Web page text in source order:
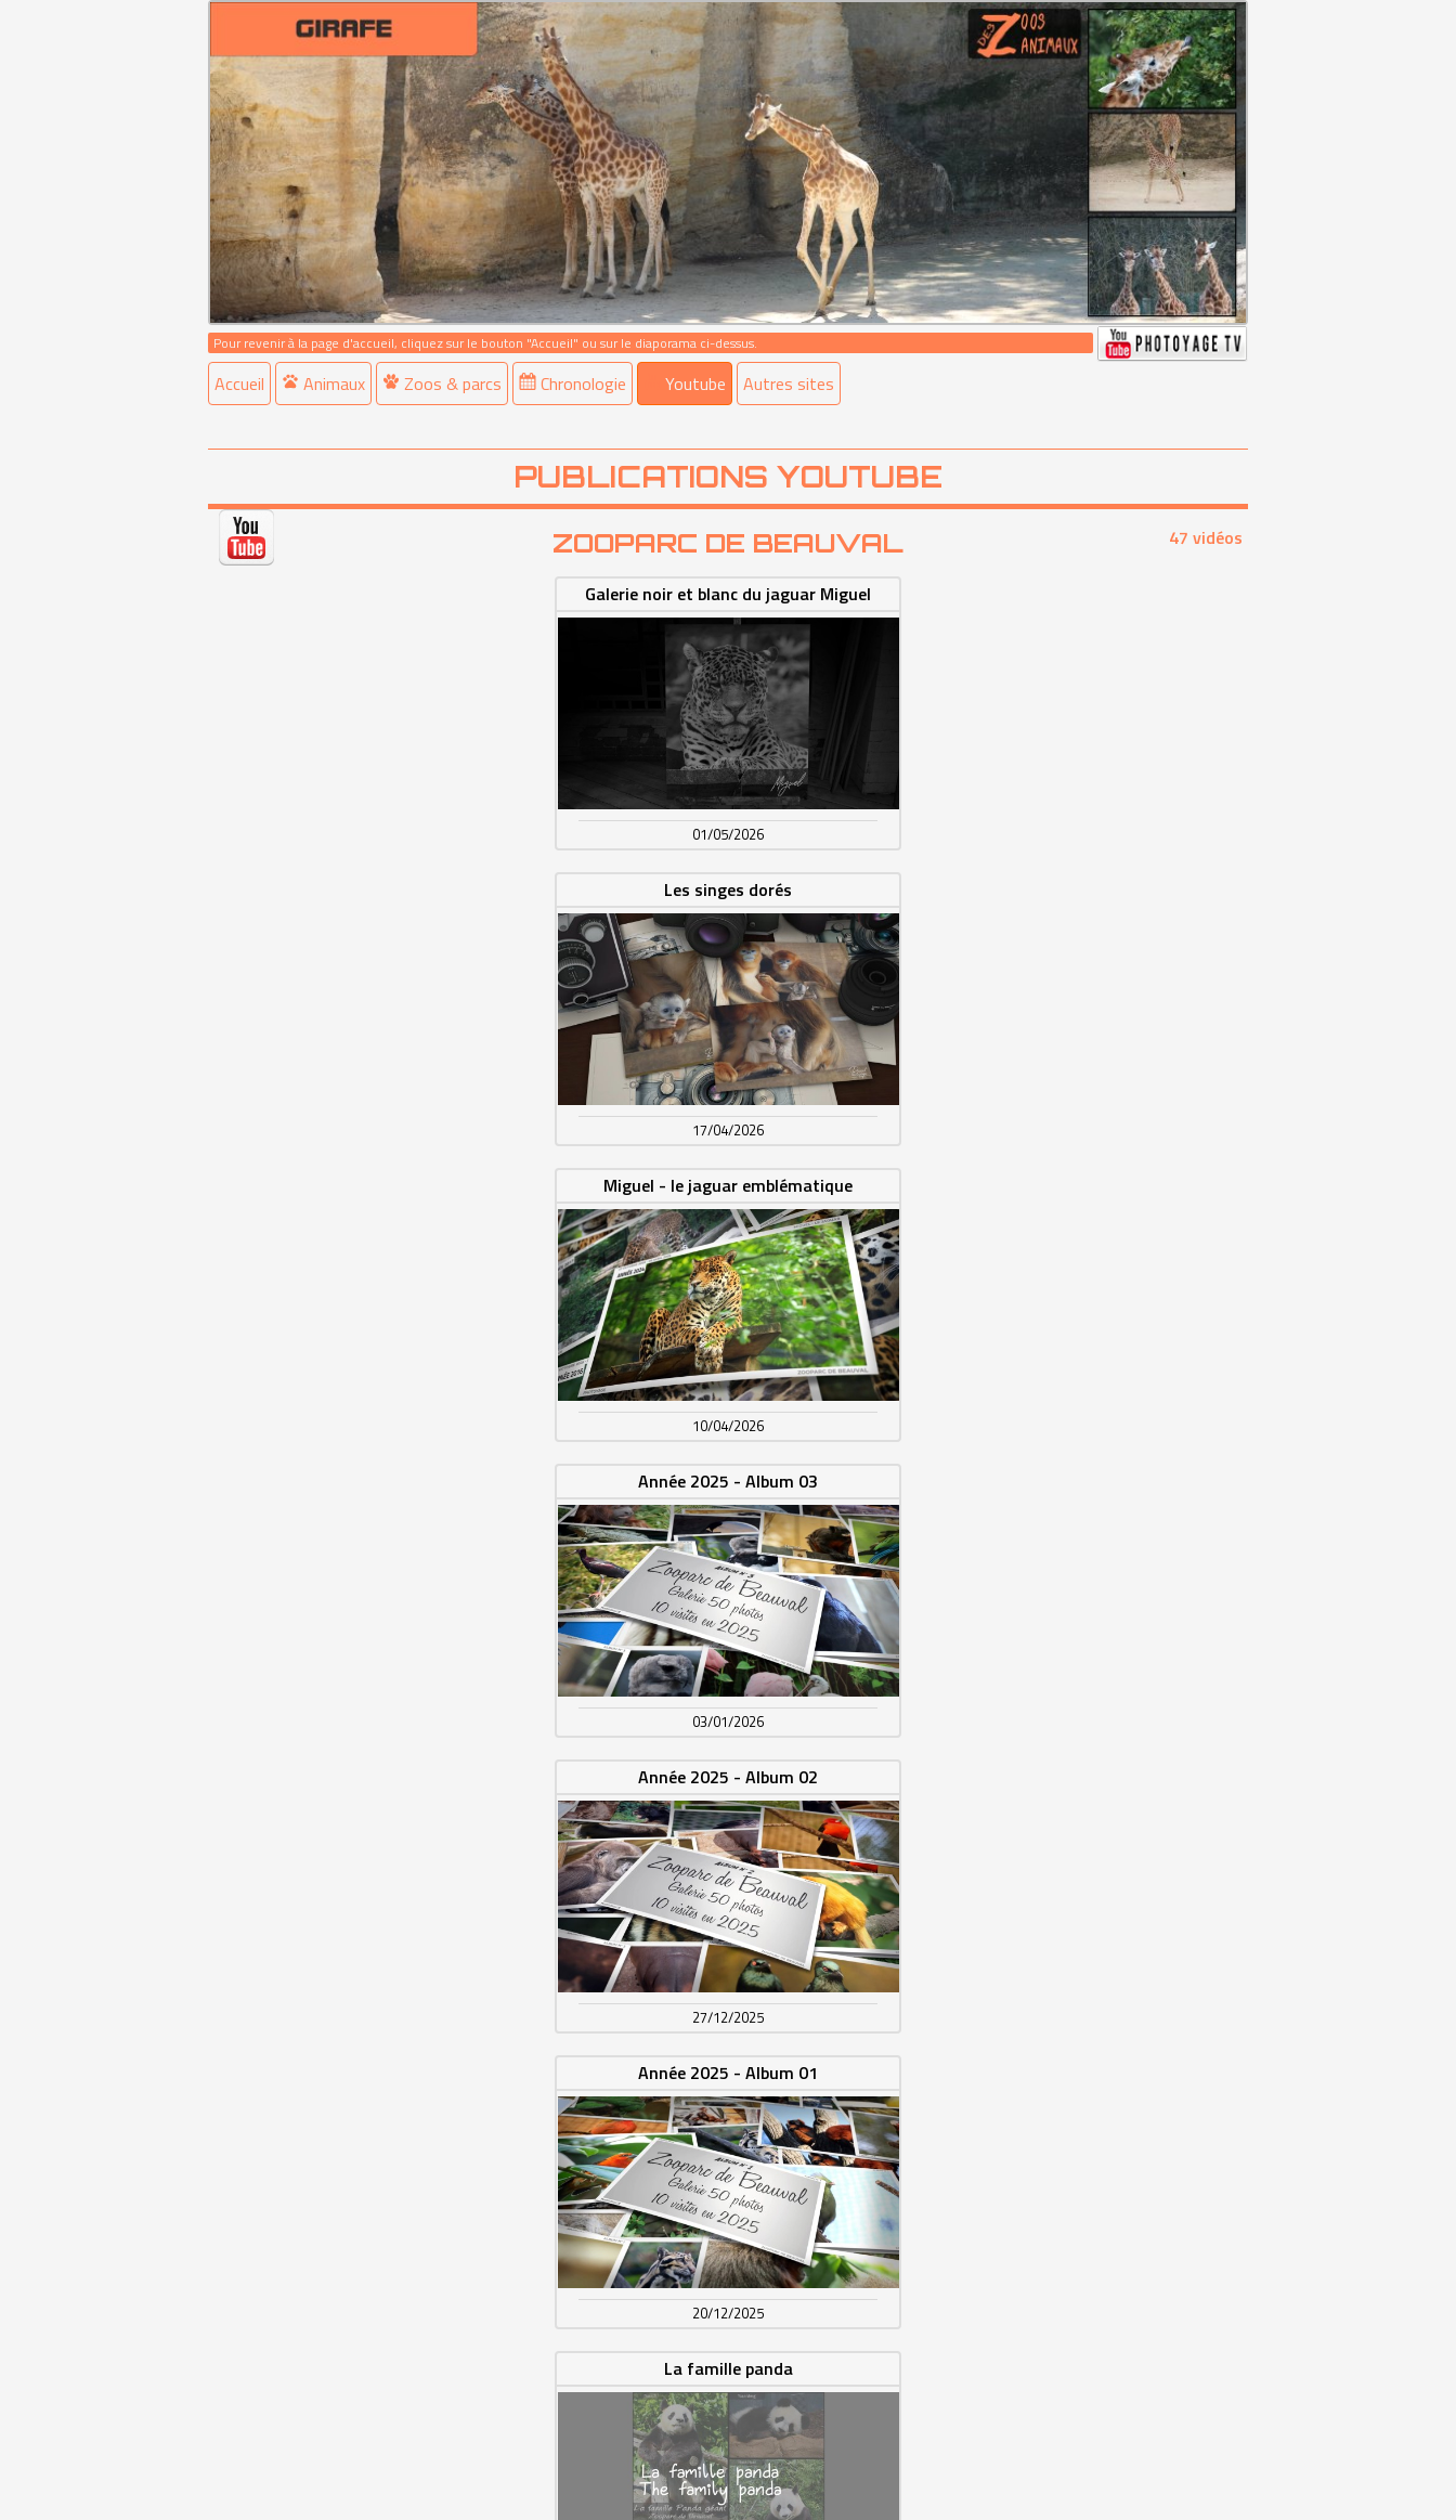
Pour revenir à la page d'accueil, cliquez sur le bouton "Accueil" ou sur le diaporama ci-dessus.
Accueil Animaux Zoos & parcs Chronologie Youtube Autres sites
PUBLICATIONS YOUTUBE
ZOOPARC DE BEAUVAL 47 vidéos
Galerie noir et blanc du jaguar Miguel
01/05/2026
Les singes dorés
17/04/2026
Miguel - le jaguar emblématique
10/04/2026
Année 2025 - Album 03
03/01/2026
Année 2025 - Album 02
27/12/2025
Année 2025 - Album 01
20/12/2025
La famille panda